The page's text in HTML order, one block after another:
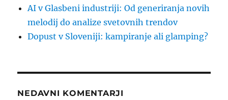
AI v Glasbeni industriji: Od generiranja novih
melodij do analize svetovnih trendov
Dopust v Sloveniji: kampiranje ali glamping?
NEDAVNI KOMENTARJI